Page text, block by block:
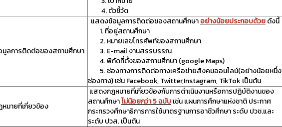
4. ตัวชี้วัด
มูลการติดต่อของสถานศึกษา
แสดงข้อมูลการติดต่อของสถานศึกษาอย่างน้อยประกอบด้วยดังนี้
1. ที่อยู่สถานศึกษา
2. หมายเลขโทรศัพท์ของสถานศึกษา
3. E-mail งานสรรบรรณ
4. พิกัดที่ตั้งของสถานศึกษา (google Maps)
5. ช่องทางการติดต่อทางเครือข่ายสังคมออนไลน์(อย่างน้อยหนึ่ง
ช่องทาง) เช่น Facebook, Twitter,Instagram, TikTok เป็นต้น
มายที่เกี่ยวข้อง
แสดงกฎหมายที่เกี่ยวข้องกับการดำเนินงานหรือการปฏิบัติงานของ
สถานศึกษาไม่น้อยกว่า 5 ฉบับเช่น แผนการศึกษาแห่งชาติ ประกาศ
กระทรวงศึกษาธิการการใช้มาตรฐานการอาชีวศึกษา ระดับ ปวช.และ
ระดับ ปวส. เป็นต้น